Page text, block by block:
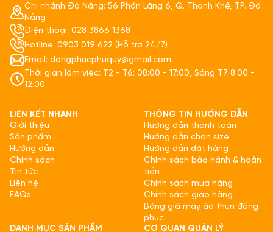
Chi nhánh Đà Nẵng: 56 Phần Lăng 6, Q. Thanh Khê, TP. Đà
Nẵng
Điện thoại: 028 3866 1368
Hotline: 0903 019 622 (Hỗ trợ 24/7)
Email: dongphucphuquy@gmail.com
Thời gian làm việc: T2 - T6: 08:00 - 17:00, Sáng T7 8:00 -
12:00
LIÊN KẾT NHANH
Giới thiệu
Sản phẩm
Hướng dẫn
Chính sách
Tin tức
Liên hệ
FAQs
THÔNG TIN HƯỚNG DẪN
Hướng dẫn thanh toán
Hướng dẫn chọn size
Hướng dẫn đặt hàng
Chính sách bảo hành & hoàn
tiền
Chính sách mua hàng
Chính sách giao hàng
Bảng giá may áo thun đồng
phục
DANH MỤC SẢN PHẨM
CƠ QUAN QUẢN LÝ